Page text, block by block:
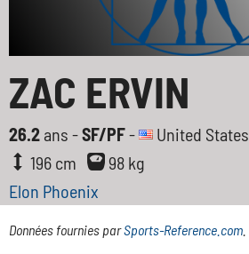
ZAC ERVIN
26.2 ans -SF/PF-
United States
196 cm
98 kg
Elon Phoenix
Données fournies parSports-Reference.com